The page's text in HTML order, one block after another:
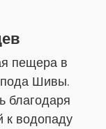
пещера в
Шивы.
благодаря
к водопаду